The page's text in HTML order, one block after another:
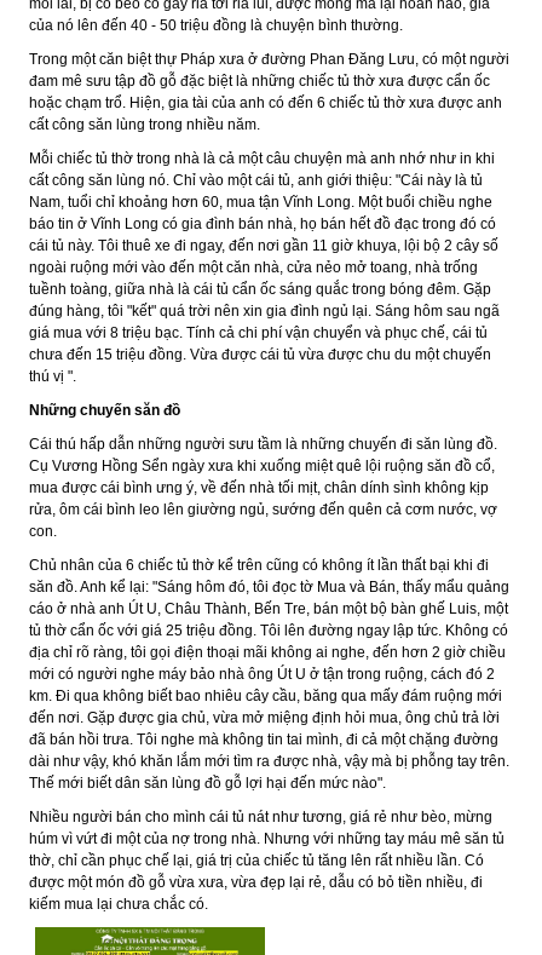
mối lái, bị cò béo cò gầy rỉa tới rỉa lui, được mông má lại hoàn hảo, giá
của nó lên đến 40 - 50 triệu đồng là chuyện bình thường.
Trong một căn biệt thự Pháp xưa ở đường Phan Đăng Lưu, có một người
đam mê sưu tập đồ gỗ đặc biệt là những chiếc tủ thờ xưa được cẩn ốc
hoặc chạm trổ. Hiện, gia tài của anh có đến 6 chiếc tủ thờ xưa được anh
cất công săn lùng trong nhiều năm.
Mỗi chiếc tủ thờ trong nhà là cả một câu chuyện mà anh nhớ như in khi
cất công săn lùng nó. Chỉ vào một cái tủ, anh giới thiệu: "Cái này là tủ
Nam, tuổi chỉ khoảng hơn 60, mua tận Vĩnh Long. Một buổi chiều nghe
báo tin ở Vĩnh Long có gia đình bán nhà, họ bán hết đồ đạc trong đó có
cái tủ này. Tôi thuê xe đi ngay, đến nơi gần 11 giờ khuya, lội bộ 2 cây số
ngoài ruộng mới vào đến một căn nhà, cửa nẻo mở toang, nhà trống
tuềnh toàng, giữa nhà là cái tủ cẩn ốc sáng quắc trong bóng đêm. Gặp
đúng hàng, tôi "kết" quá trời nên xin gia đình ngủ lại. Sáng hôm sau ngã
giá mua với 8 triệu bạc. Tính cả chi phí vận chuyển và phục chế, cái tủ
chưa đến 15 triệu đồng. Vừa được cái tủ vừa được chu du một chuyến
thú vị ".
Những chuyến săn đồ
Cái thú hấp dẫn những người sưu tầm là những chuyến đi săn lùng đồ.
Cụ Vương Hồng Sển ngày xưa khi xuống miệt quê lội ruộng săn đồ cổ,
mua được cái bình ưng ý, về đến nhà tối mịt, chân dính sình không kịp
rửa, ôm cái bình leo lên giường ngủ, sướng đến quên cả cơm nước, vợ
con.
Chủ nhân của 6 chiếc tủ thờ kể trên cũng có không ít lần thất bại khi đi
săn đồ. Anh kể lại: "Sáng hôm đó, tôi đọc tờ Mua và Bán, thấy mẩu quảng
cáo ở nhà anh Út U, Châu Thành, Bến Tre, bán một bộ bàn ghế Luis, một
tủ thờ cẩn ốc với giá 25 triệu đồng. Tôi lên đường ngay lập tức. Không có
địa chỉ rõ ràng, tôi gọi điện thoại mãi không ai nghe, đến hơn 2 giờ chiều
mới có người nghe máy bảo nhà ông Út U ở tận trong ruộng, cách đó 2
km. Đi qua không biết bao nhiêu cây cầu, băng qua mấy đám ruộng mới
đến nơi. Gặp được gia chủ, vừa mở miệng định hỏi mua, ông chủ trả lời
đã bán hồi trưa. Tôi nghe mà không tin tai mình, đi cả một chặng đường
dài như vậy, khó khăn lắm mới tìm ra được nhà, vậy mà bị phỗng tay trên.
Thế mới biết dân săn lùng đồ gỗ lợi hại đến mức nào".
Nhiều người bán cho mình cái tủ nát như tương, giá rẻ như bèo, mừng
húm vì vứt đi một của nợ trong nhà. Nhưng với những tay máu mê săn tủ
thờ, chỉ cần phục chế lại, giá trị của chiếc tủ tăng lên rất nhiều lần. Có
được một món đồ gỗ vừa xưa, vừa đẹp lại rẻ, dẫu có bỏ tiền nhiều, đi
kiếm mua lại chưa chắc có.